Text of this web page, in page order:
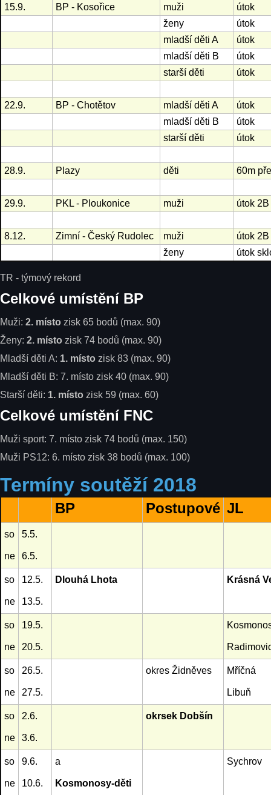
15.9. BP - Kosořice muži
útok
ženy
útok
mladší děti A
útok
mladší děti B
útok
starší děti
útok
22.9. BP - Chotětov mladší děti A
útok
mladší děti B
útok
starší děti
útok
28.9. Plazy děti 60m
29.9. PKL - Ploukonice muži útok
8.12. Zimní - Český Rudolec muži
útok
ženy
útok
TR - týmový rekord
Celkové umístění BP
Muži: 2. místo zisk 65 bodů (max. 90)
Ženy: 2. místo zisk 74 bodů (max. 90)
Mladší děti A: 1. místo zisk 83 (max. 90)
Mladší děti B: 7. místo zisk 40 (max. 90)
Starší děti: 1. místo zisk 59 (max. 60)
Celkové umístění FNC
Muži sport: 7. místo zisk 74 bodů (max. 150)
Muži PS12: 6. místo zisk 38 bodů (max. 100)
Termíny soutěží 2018
BP Postupové JL
so
ne
5.5.
6.5.
so
ne
12.5.
13.5.
Dlouhá Lhota Krásná
so
ne
19.5.
20.5.
so
ne
26.5.
27.5.
okres Židněves Mříčná
Libuň
so
ne
2.6.
3.6.
okrsek Dobšín
so
ne
9.6.
10.6.
a
Kosmonosy-děti
Sychrov